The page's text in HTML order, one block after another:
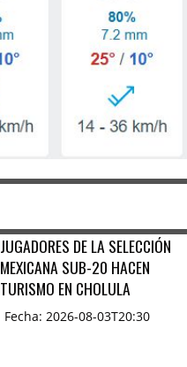
JUGADORES DE LA SELECCIÓN
MEXICANA SUB-20 HACEN
TURISMO EN CHOLULA
Fecha: 2026-08-03T20:30